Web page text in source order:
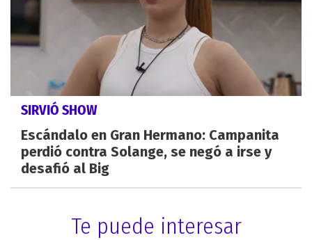
SIRVIÓ SHOW
Escándalo en Gran Hermano: Campanita
perdió contra Solange, se negó a irse y
desafió al Big
Te puede interesar